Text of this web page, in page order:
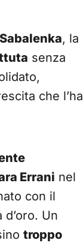
, la
senza
che l’ha
Errani nel
con il
Un
troppo